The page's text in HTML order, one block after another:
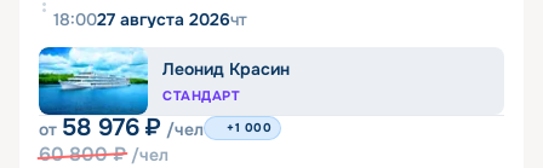
18:0027 августа 2026чт
Леонид Красин
СТАНДАРТ
от 58 976 ₽ /чел
60 800₽ /чел
+1 000